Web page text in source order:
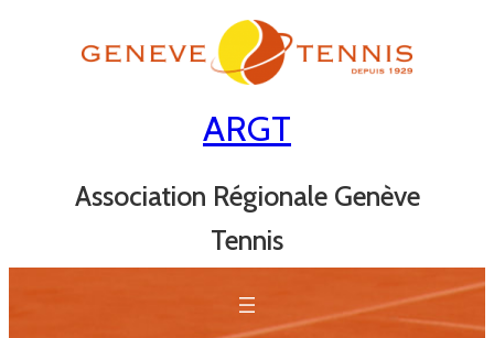
ARGT
Association Régionale Genève
Tennis